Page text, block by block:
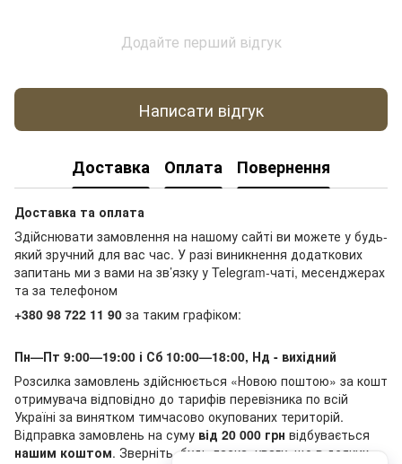
Додайте перший відгук
Написати відгук
Доставка Оплата Повернення
Доставка та оплата
Здійснювати замовлення на нашому сайті ви можете у будь-
який зручний для вас час. У разі виникнення додаткових
запитань ми з вами на зв’язку у Telegram-чаті, месенджерах
та за телефоном
+380 98 722 11 90 за таким графіком:
Пн—Пт 9:00—19:00 і Сб 10:00—18:00, Нд - вихідний
Розсилка замовлень здійснюється «Новою поштою» за кошт
отримувача відповідно до тарифів перевізника по всій
Україні за винятком тимчасово окупованих територій.
Відправка замовлень на суму від 20 000 грн відбувається
нашим коштом. Зверніть, будь ласка, увагу, що в деяких